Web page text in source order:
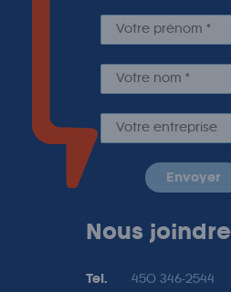
envoyer
Nous joindre
Tel. 450 346-2544